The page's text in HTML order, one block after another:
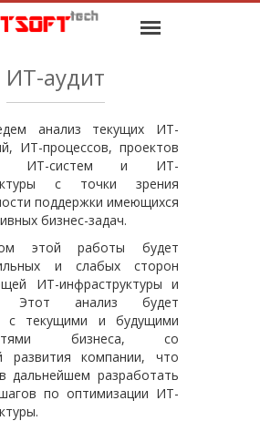
ИТ-аудит
анализ текущих ИТ-
ИТ-процессов, проектов
ИТ-систем и ИТ-
с точки зрения
поддержки имеющихся
бизнес-задач.
этой работы будет
и слабых сторон
ИТ-инфраструктуры и
Этот анализ будет
с текущими и будущими
бизнеса, со
развития компании, что
дальнейшем разработать
по оптимизации ИТ-